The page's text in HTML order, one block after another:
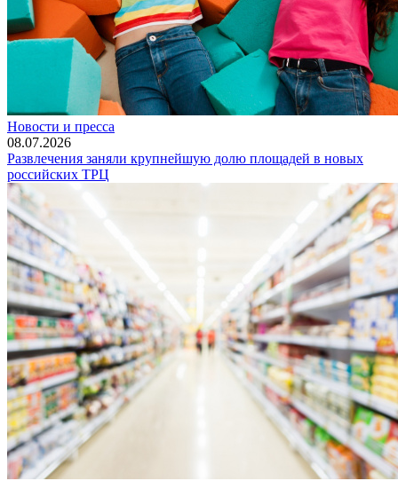
Новости и пресса
08.07.2026
Развлечения заняли крупнейшую долю площадей в новых
российских ТРЦ